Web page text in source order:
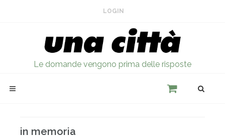
LOGIN
Le domande vengono prima delle risposte
in memoria